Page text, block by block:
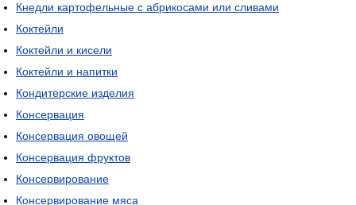
Кнедли картофельные с абрикосами или сливами
Коктейли
Коктейли и кисели
Коктейли и напитки
Кондитерские изделия
Консервация
Консервация овощей
Консервация фруктов
Консервирование
Консервирование мяса